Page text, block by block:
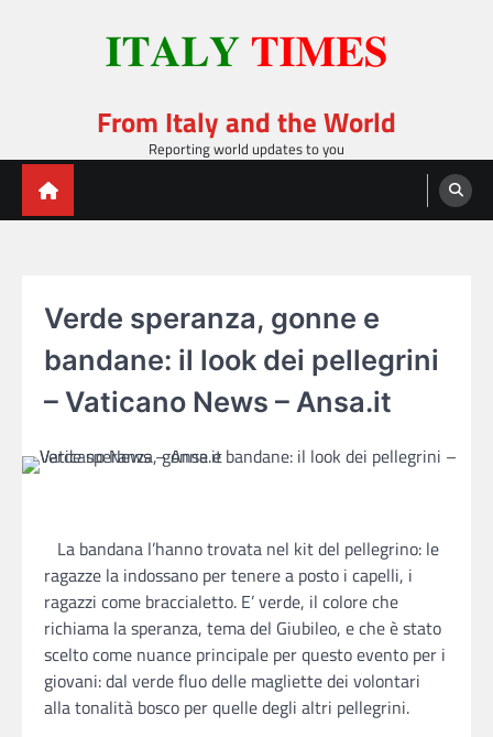
From Italy and the World
Reporting world updates to you
Verde speranza, gonne e
bandane: il look dei pellegrini
– Vaticano News – Ansa.it
La bandana l’hanno trovata nel kit del pellegrino: le
ragazze la indossano per tenere a posto i capelli, i
ragazzi come braccialetto. E’ verde, il colore che
richiama la speranza, tema del Giubileo, e che è stato
scelto come nuance principale per questo evento per i
giovani: dal verde fluo delle magliette dei volontari
alla tonalità bosco per quelle degli altri pellegrini.